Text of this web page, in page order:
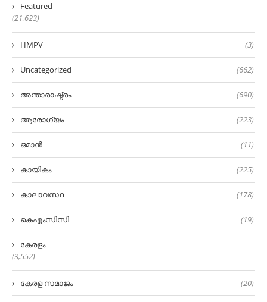
Featured
(21,623)
HMPV (3)
Uncategorized (662)
അന്താരാഷ്ട്രം (690)
ആരോഗ്യം (223)
ഒമാൻ (11)
കായികം (225)
കാലാവസ്ഥ (178)
കെഎംസിസി (19)
കേരളം
(3,552)
കേരള സമാജം (20)